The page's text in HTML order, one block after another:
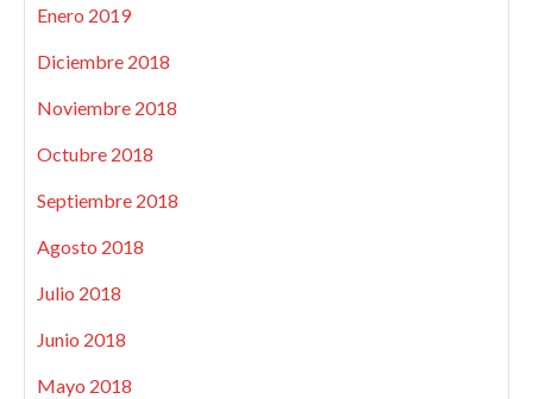
Enero 2019
Diciembre 2018
Noviembre 2018
Octubre 2018
Septiembre 2018
Agosto 2018
Julio 2018
Junio 2018
Mayo 2018